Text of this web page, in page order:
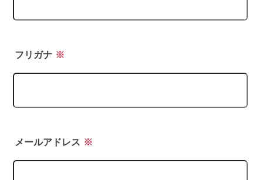
フリガナ ※
メールアドレス ※